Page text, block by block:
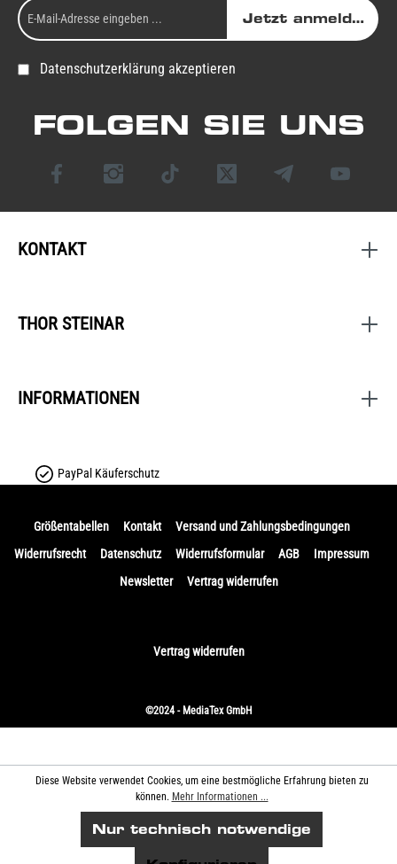
Jetzt anmelden
Datenschutzerklärung akzeptieren
FOLGEN SIE UNS
KONTAKT
THOR STEINAR
INFORMATIONEN
PayPal Käuferschutz
Größentabellen Kontakt
Versand und Zahlungsbedingungen
Widerrufsrecht
Datenschutz Widerrufsformular AGB
Impressum
Newsletter
Vertrag widerrufen
Vertrag widerrufen
©2024 - MediaTex GmbH
Diese Website verwendet Cookies, um eine bestmögliche Erfahrung bieten zu
können. Mehr Informationen ...
Nur technisch notwendige